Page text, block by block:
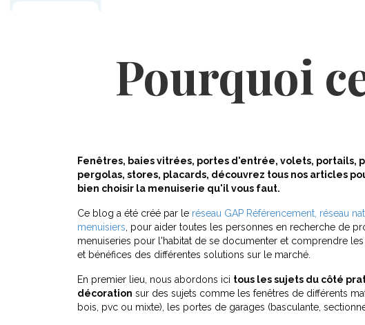
Pourquoi
Fenêtres, baies vitrées, portes d'entrée, volets, portails,
pergolas, stores, placards, découvrez tous nos articles
bien choisir la menuiserie qu'il vous faut.
Ce blog a été créé par le réseau GAP Référencement, réseau
menuisiers, pour aider toutes les personnes en recherche de
menuiseries pour l'habitat de se documenter et comprendre les
et bénéfices des différentes solutions sur le marché.
En premier lieu, nous abordons ici tous les sujets du côté
décoration sur des sujets comme les fenêtres de différents
bois, pvc ou mixte), les portes de garages (basculante,